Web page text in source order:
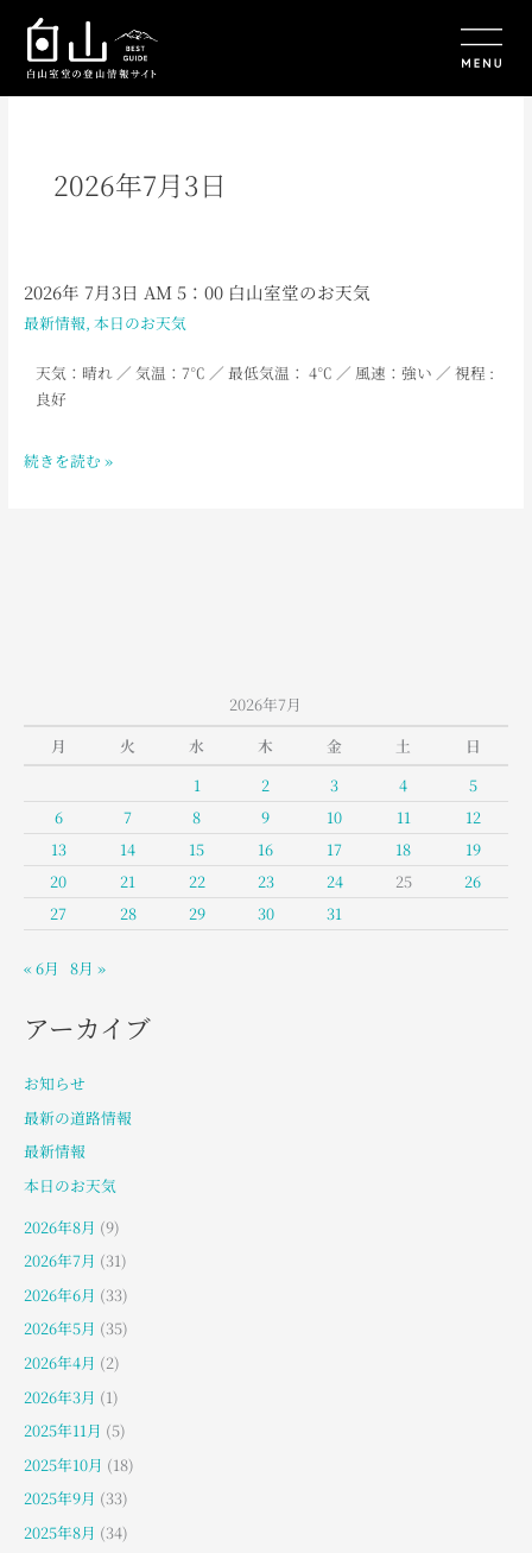
2026年7月3日
2026年 7月3日 AM 5：00 白山室堂のお天気
最新情報, 本日のお天気
天気：晴れ ／ 気温：7℃ ／ 最低気温： 4℃ ／ 風速：強い ／ 視程 :
良好
2026
年
月
AM
続きを読む »
2026年7月
月
火 水 木 金 土
日
1
2 3 4
5
6
7 8 9 10 11
12
13
14 15 16 17 18
19
20
21 22 23 24 25
26
27
28 29 30 31
« 6月 8月 »
アーカイブ
お知らせ
最新の道路情報
最新情報
本日のお天気
2026年8月 (9)
2026年7月 (31)
2026年6月 (33)
2026年5月 (35)
2026年4月 (2)
2026年3月 (1)
2025年11月 (5)
2025年10月 (18)
2025年9月 (33)
2025年8月 (34)